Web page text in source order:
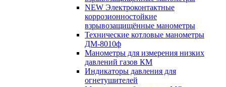
NEW Электроконтактные
коррозионностойкие
взрывозащищённые манометры
Технические котловые манометры
ДМ-8010ф
Манометры для измерения низких
давлений газов КМ
Индикаторы давления для
огнетушителей